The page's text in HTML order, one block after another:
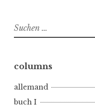
t
i
b
c
h
Suchen
nach:
columns
allemand
buch I